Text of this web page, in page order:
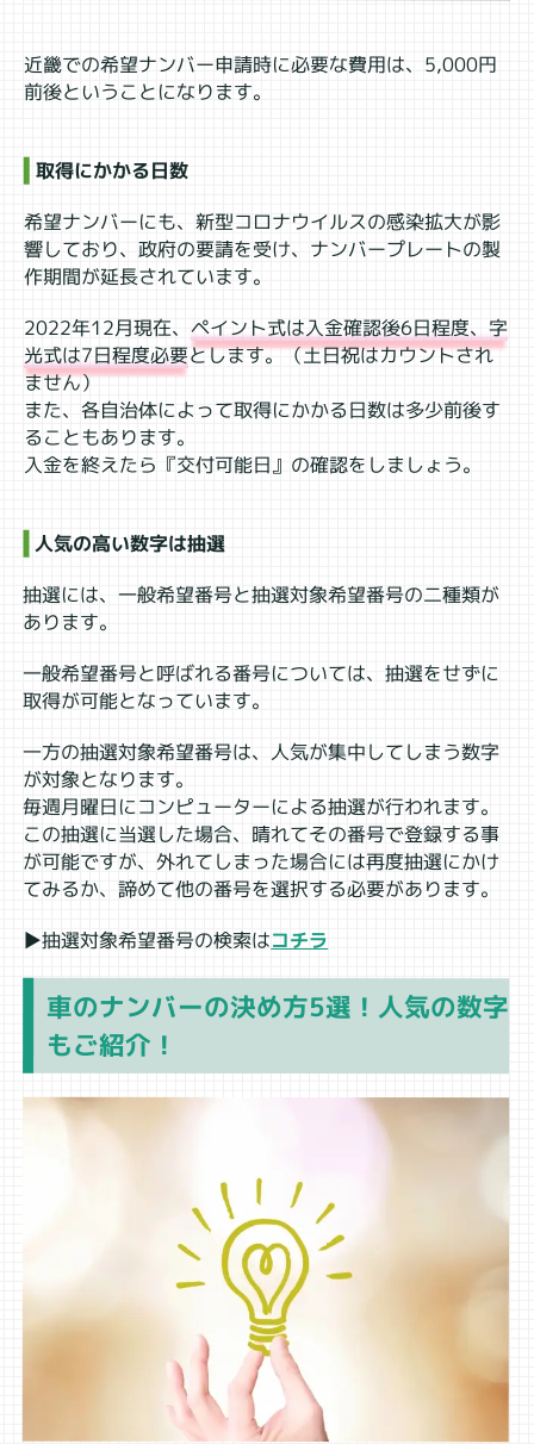
近畿での希望ナンバー申請時に必要な費用は、5,000円
前後ということになります。
取得にかかる日数
希望ナンバーにも、新型コロナウイルスの感染拡大が影
響しており、政府の要請を受け、ナンバープレートの製
作期間が延長されています。
2022年12月現在、 ペイント式は入金確認後6日程度、字
光式は7日程度必要とします。（土日祝はカウントされ
ません）
また、各自治体によって取得にかかる日数は多少前後す
ることもあります。
入金を終えたら『交付可能日』の確認をしましょう。
人気の高い数字は抽選
抽選には、一般希望番号と抽選対象希望番号の二種類が
あります。
一般希望番号と呼ばれる番号については、抽選をせずに
取得が可能となっています。
一方の抽選対象希望番号は、人気が集中してしまう数字
が対象となります。
毎週月曜日にコンピューターによる抽選が行われます。
この抽選に当選した場合、晴れてその番号で登録する事
が可能ですが、外れてしまった場合には再度抽選にかけ
てみるか、諦めて他の番号を選択する必要があります。
▶抽選対象希望番号の検索はコチラ
車のナンバーの決め方5選！人気の数字
もご紹介！